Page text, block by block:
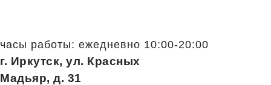
часы работы: ежедневно 10:00-20:00
г. Иркутск, ул. Красных
Мадьяр, д. 31